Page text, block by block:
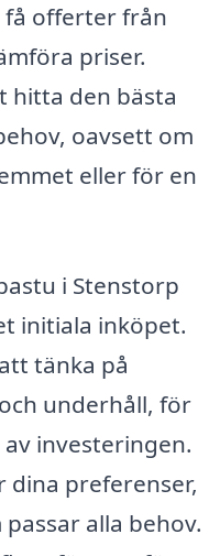
offerter från
priser.
hitta den bästa
oavsett om
eller för en
i Stenstorp
initiala inköpet.
tänka på
underhåll, för
investeringen.
dina preferenser,
alla behov.